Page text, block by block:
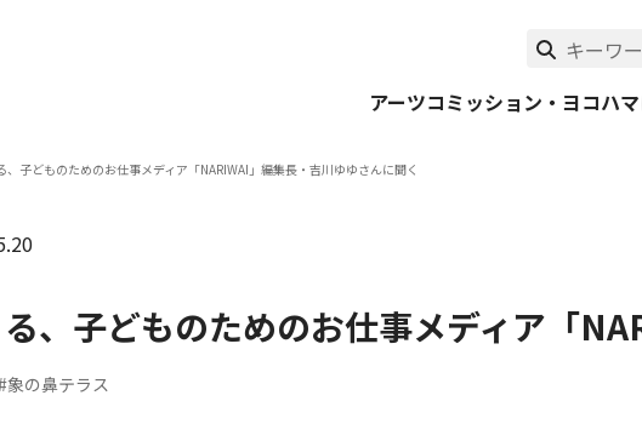
アーツコミッション・ヨコハ
、子どものためのお仕事メディア「NARIWAI」――編集長・吉川ゆゆさんに聞く
、子どものためのお仕事メディア「
象の鼻テラス